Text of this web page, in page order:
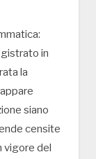
in
la
siano
censite
vigore del